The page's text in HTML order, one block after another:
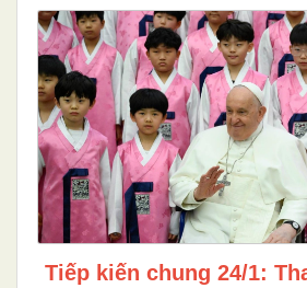
Tiếp kiến chung 24/1: